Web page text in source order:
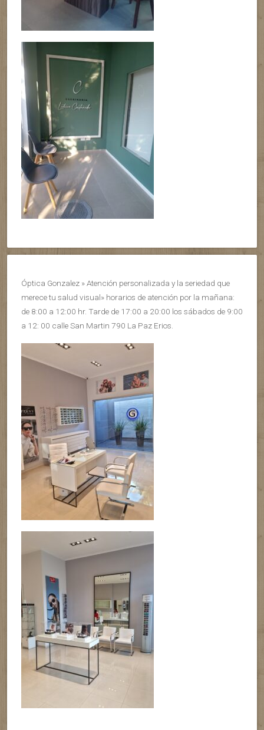
Óptica Gonzalez » Atención personalizada y la seriedad que
merece tu salud visual» horarios de atención por la mañana:
de 8:00 a 12:00 hr. Tarde de 17:00 a 20:00 los sábados de 9:00
a 12: 00 calle San Martin 790 La Paz Erios.